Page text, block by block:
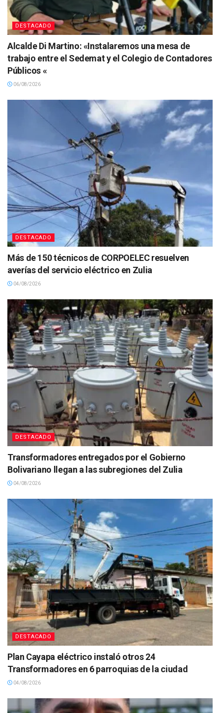
DESTACADO
Alcalde Di Martino: «Instalaremos una mesa de
trabajo entre el Sedemat y el Colegio de Contadores
Públicos «
06/08/2026
DESTACADO
Más de 150 técnicos de CORPOELEC resuelven
averías del servicio eléctrico en Zulia
04/08/2026
DESTACADO
Transformadores entregados por el Gobierno
Bolivariano llegan a las subregiones del Zulia
04/08/2026
DESTACADO
Plan Cayapa eléctrico instaló otros 24
Transformadores en 6 parroquias de la ciudad
04/08/2026